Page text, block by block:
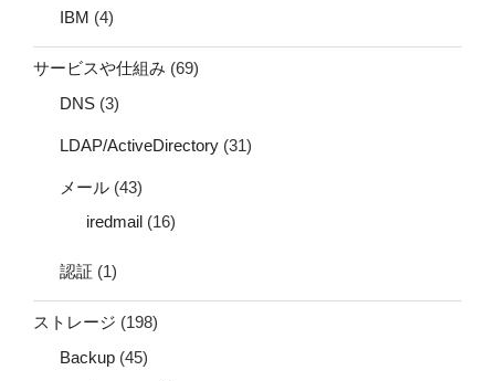
IBM (4)
サービスや仕組み (69)
DNS (3)
LDAP/ActiveDirectory (31)
メール (43)
iredmail (16)
認証 (1)
ストレージ (198)
Backup (45)